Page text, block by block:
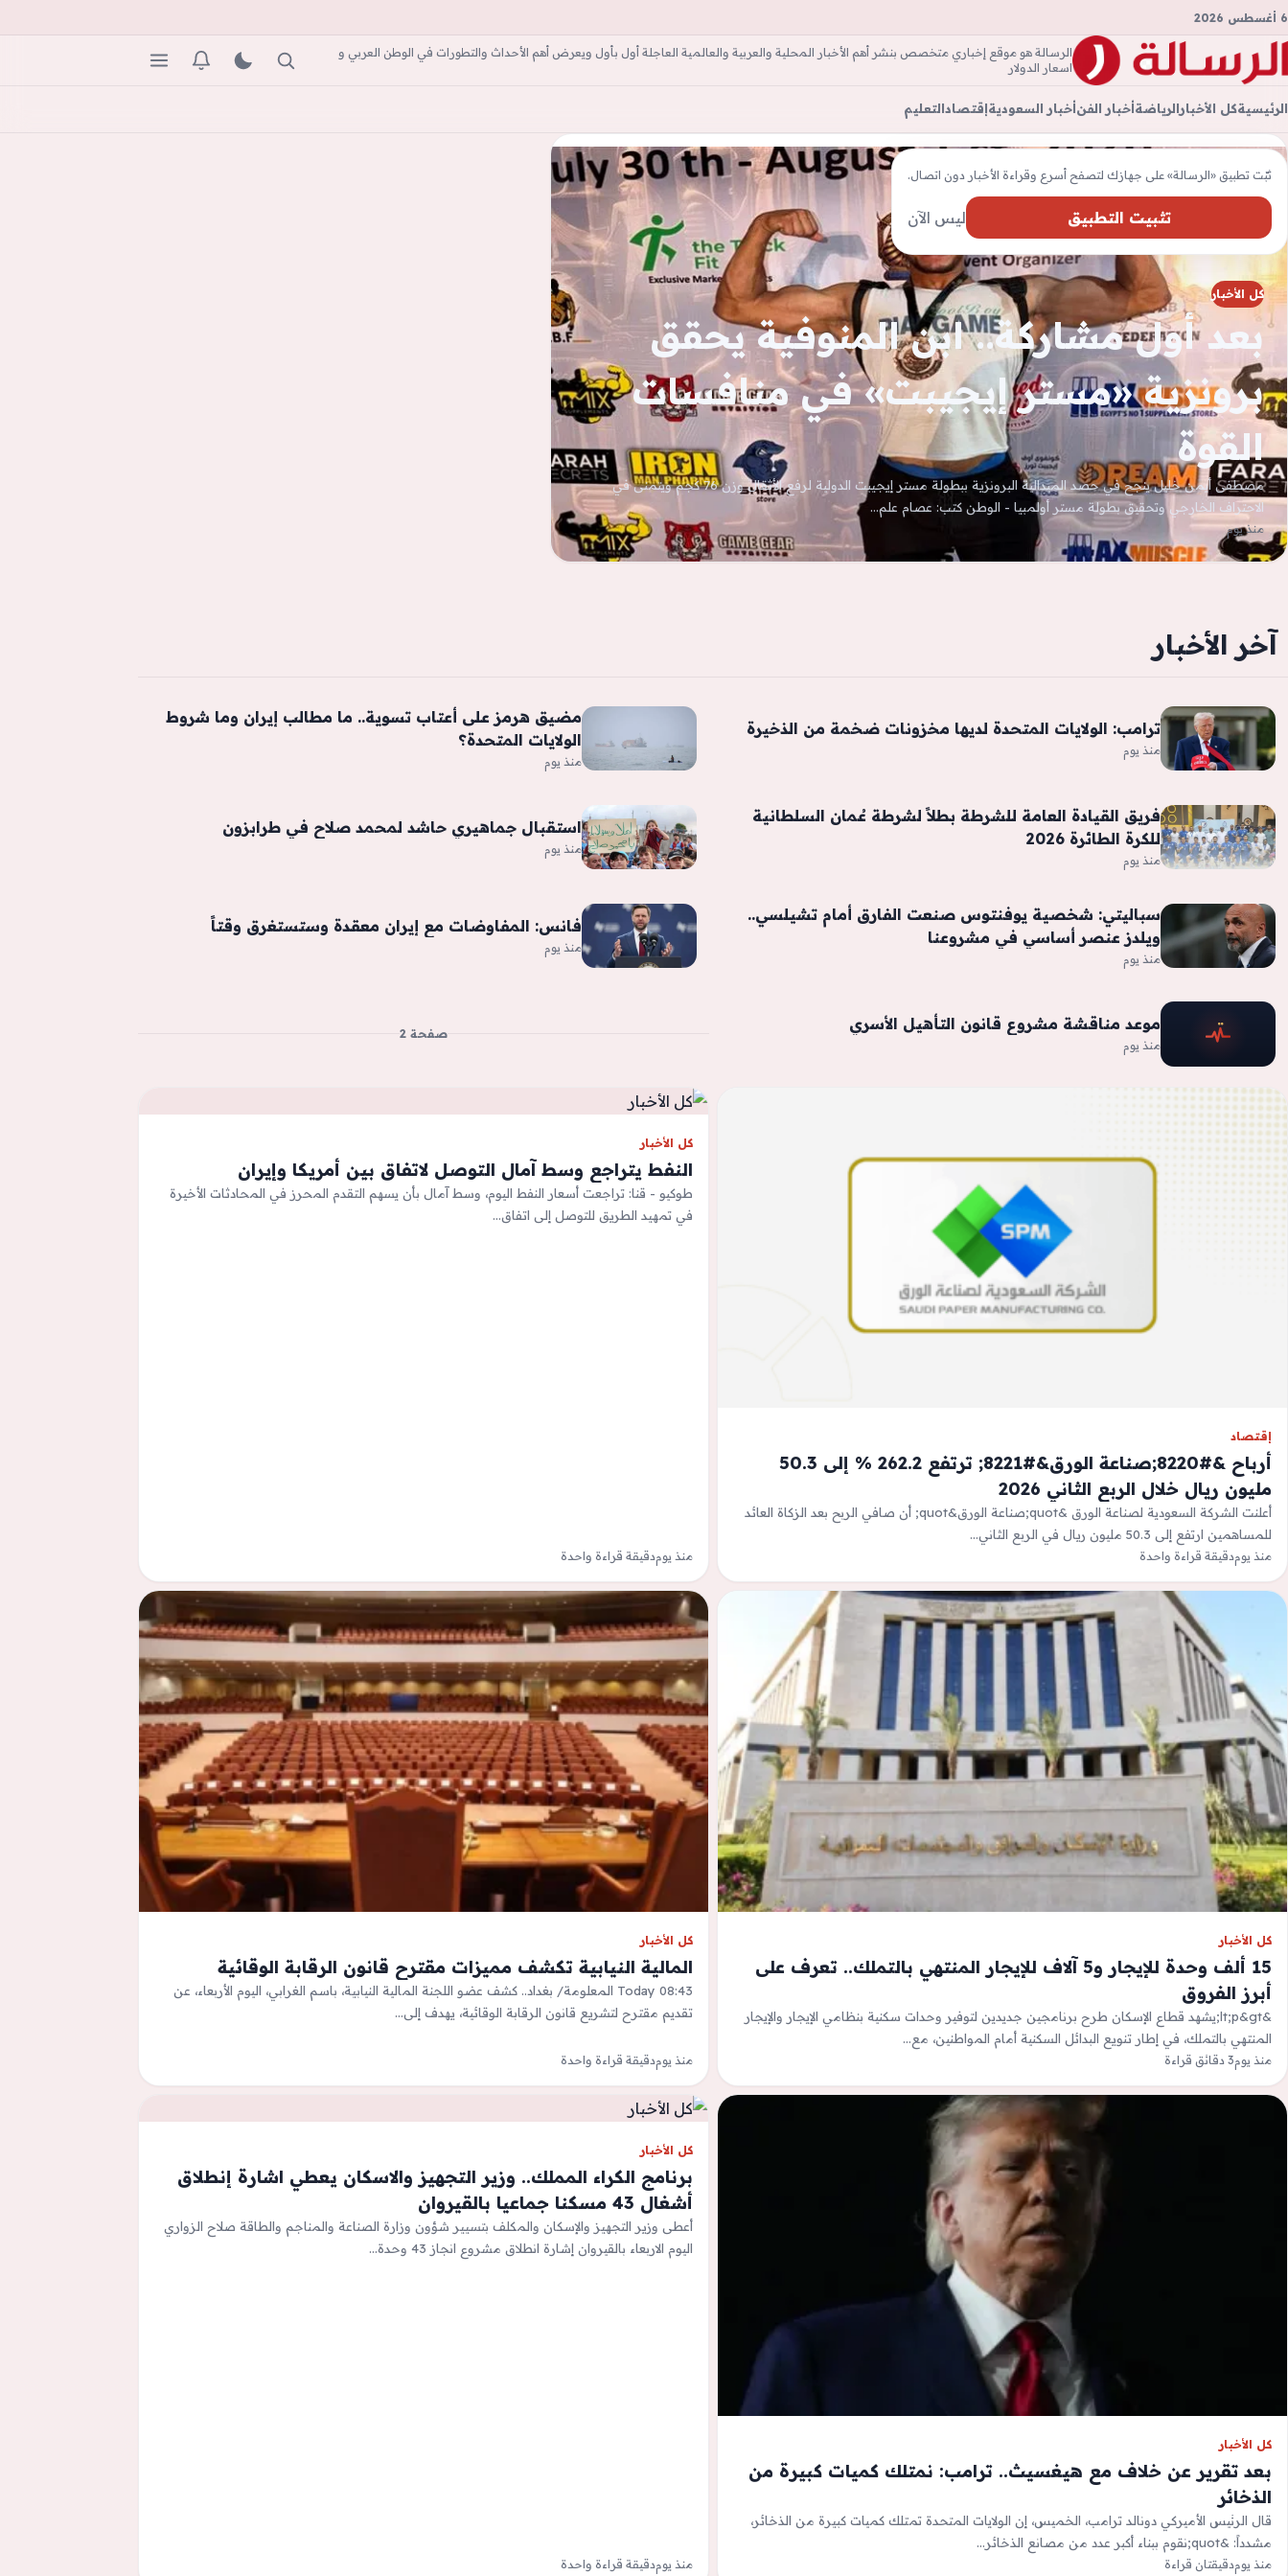
6 أغسطس 2026
الرسالة
الرسالة هو موقع إخباري متخصص بنشر أهم الأخبار المحلية والعربية والعالمية العاجلة أول بأول ويعرض أهم الأحداث والتطورات في الوطن العربي و
اسعار الدولار
بحث المظهرالتنبيهاتالقائمة
الرئيسيةكل الأخبارالرياضةأخبار الفنأخبار السعوديةإقتصادالتعليم
كل الأخبار
بعد أول مشاركة.. ابن المنوفية يحقق
برونزية «مستر إيجيبت» في منافسات
القوة
مصطفى أيمن خليل ينجح في حصد الميدالية البرونزية ببطولة مستر إيجيبت الدولية لرفع الأثقال وزن 76 كجم ويتمنى في
الاحتراف الخارجي وتحقيق بطولة مستر أولمبيا - الوطن كتب: عصام علم…
منذ يوم
آخر الأخبار
ترامب: الولايات المتحدة لديها مخزونات ضخمة من الذخيرة
منذ يوم
مضيق هرمز على أعتاب تسوية.. ما مطالب إيران وما شروط
الولايات المتحدة؟
منذ يوم
فريق القيادة العامة للشرطة بطلاً لشرطة عُمان السلطانية
للكرة الطائرة 2026
منذ يوم
استقبال جماهيري حاشد لمحمد صلاح في طرابزون
منذ يوم
سباليتي: شخصية يوفنتوس صنعت الفارق أمام تشيلسي..
ويلدز عنصر أساسي في مشروعنا
منذ يوم
فانس: المفاوضات مع إيران معقدة وستستغرق وقتاً
منذ يوم
موعد مناقشة مشروع قانون التأهيل الأسري
منذ يوم
صفحة 2
إقتصاد
أرباح &#8220;صناعة الورق&#8221; ترتفع 262.2 % إلى 50.3
مليون ريال خلال الربع الثاني 2026
أعلنت الشركة السعودية لصناعة الورق &quot;صناعة الورق&quot; أن صافي الربح بعد الزكاة العائد
للمساهمين ارتفع إلى 50.3 مليون ريال في الربع الثاني…
منذ يومدقيقة قراءة واحدة
كل الأخبار
النفط يتراجع وسط آمال التوصل لاتفاق بين أمريكا وإيران
طوكيو - قنا: تراجعت أسعار النفط اليوم، وسط آمال بأن يسهم التقدم المحرز في المحادثات الأخيرة
في تمهيد الطريق للتوصل إلى اتفاق…
منذ يومدقيقة قراءة واحدة
كل الأخبار
15 ألف وحدة للإيجار و5 آلاف للإيجار المنتهي بالتملك.. تعرف على
أبرز الفروق
&lt;p&gt;يشهد قطاع الإسكان طرح برنامجين جديدين لتوفير وحدات سكنية بنظامي الإيجار والإيجار
المنتهي بالتملك، في إطار تنويع البدائل السكنية أمام المواطنين، مع…
منذ يوم3 دقائق قراءة
كل الأخبار
المالية النيابية تكشف مميزات مقترح قانون الرقابة الوقائية
Today 08:43 المعلومة/ بغداد.. كشف عضو اللجنة المالية النيابية، باسم الغرابي، اليوم الأربعاء، عن
تقديم مقترح لتشريع قانون الرقابة الوقائية، يهدف إلى…
منذ يومدقيقة قراءة واحدة
كل الأخبار
بعد تقرير عن خلاف مع هيغسيث.. ترامب: نمتلك كميات كبيرة من
الذخائر
قال الرئيس الأميركي دونالد ترامب، الخميس، إن الولايات المتحدة تمتلك كميات كبيرة من الذخائر،
مشدداً: &quot;نقوم ببناء أكبر عدد من مصانع الذخائر…
منذ يومدقيقتان قراءة
كل الأخبار
برنامج الكراء المملك.. وزير التجهيز والاسكان يعطي اشارة إنطلاق
أشغال 43 مسكنا جماعيا بالقيروان
أعطى وزير التجهيز والإسكان والمكلف بتسيير شؤون وزارة الصناعة والمناجم والطاقة صلاح الزواري
اليوم الاربعاء بالقيروان إشارة انطلاق مشروع انجاز 43 وحدة…
منذ يومدقيقة قراءة واحدة
ثبّت تطبيق «الرسالة» على جهازك لتصفح أسرع وقراءة الأخبار دون اتصال.
تثبيت التطبيق ليس الآن